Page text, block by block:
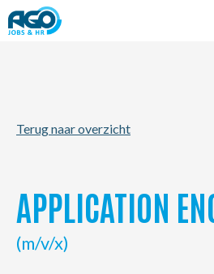
Terug naar overzicht
APPLICATION
(m/v/x)